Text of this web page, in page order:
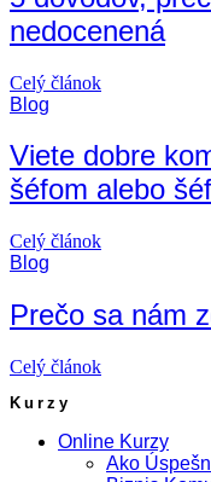
nedocenená
Celý článok
Blog
Viete dobre
šéfom alebo
Celý článok
Blog
Prečo sa nám
Celý článok
Kurzy
Online Kurzy
Ako